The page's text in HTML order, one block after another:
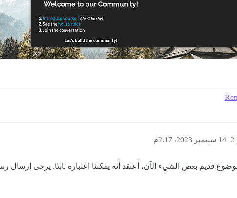
14 سبتمبر 2023، 2:17م 2
قديم بعض الشيء الآن، أعتقد أنه يمكننا اعتباره ثابتًا. يرجى إرسال